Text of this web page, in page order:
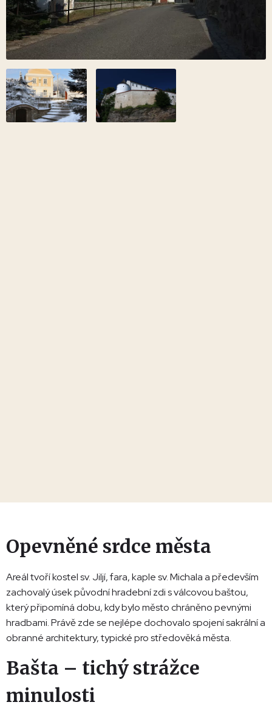
Opevněné srdce města
Areál tvoří kostel sv. Jiljí, fara, kaple sv. Michala a především
zachovalý úsek původní hradební zdi s válcovou baštou,
který připomíná dobu, kdy bylo město chráněno pevnými
hradbami. Právě zde se nejlépe dochovalo spojení sakrální a
obranné architektury, typické pro středověká města.
Bašta – tichý strážce
minulosti